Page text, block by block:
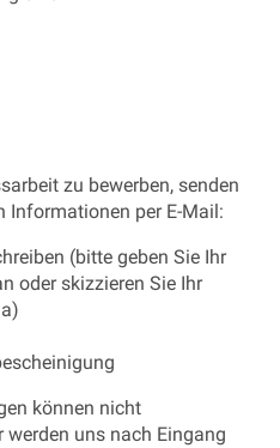
zu bewerben, senden
Informationen per E-Mail:
(bitte geben Sie Ihr
oder skizzieren Sie Ihr
können nicht
werden uns nach Eingang